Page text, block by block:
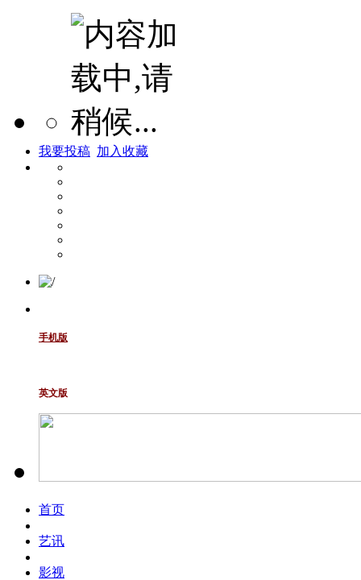
我要投稿 加入收藏
手机版
英文版
首页
艺讯
影视